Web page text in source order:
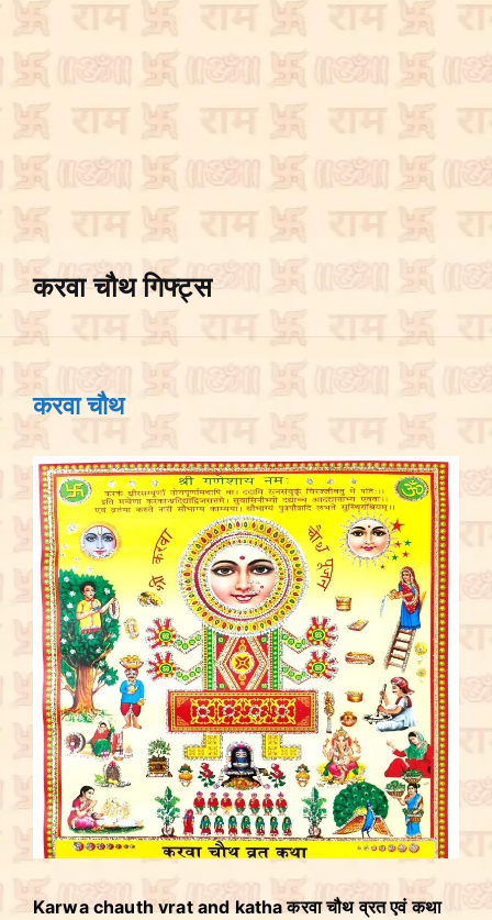
करवा चौथ गिफ्ट्स
करवा चौथ
Karwa chauth vrat and katha करवा चौथ व्रत एवं कथा